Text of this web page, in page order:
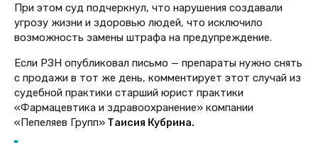
При этом суд подчеркнул, что нарушения создавали
угрозу жизни и здоровью людей, что исключило
возможность замены штрафа на предупреждение.
Если РЗН опубликовал письмо — препараты нужно снять
с продажи в тот же день, комментирует этот случай из
судебной практики старший юрист практики
«Фармацевтика и здравоохранение» компании
«Пепеляев Групп» Таисия Кубрина.